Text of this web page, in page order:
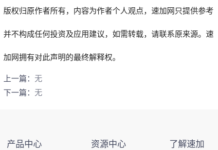
版权归原作者所有，内容为作者个人观点， 速加网 只提供参考
并不构成任何投资及应用建议，如需转载，请联系原来源。速
加网拥有对此声明的最终解释权。
上一篇： 无
下一篇： 无
产品中心 资源中心 了解速加